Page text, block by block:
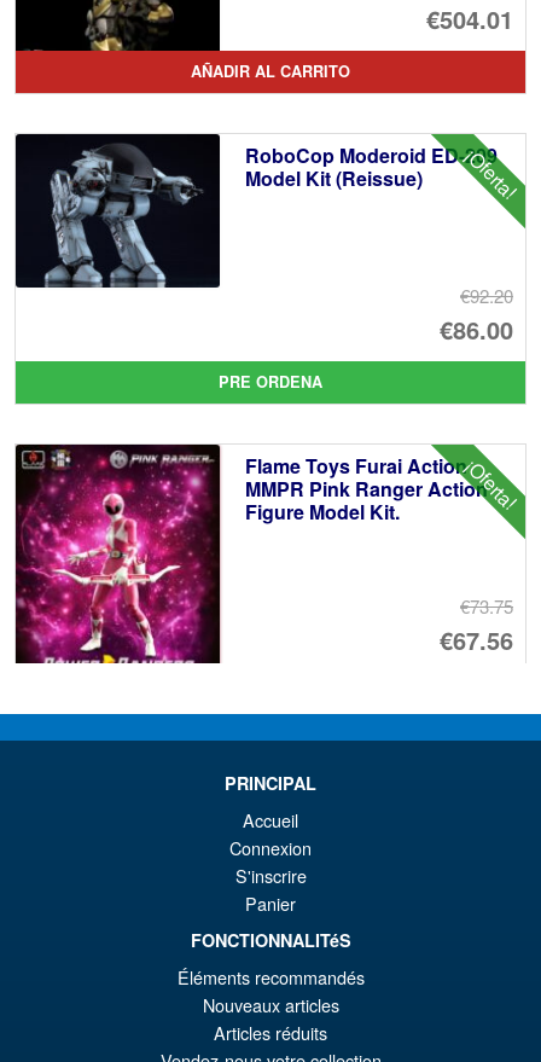
€504.01
El
AÑADIR AL CARRITO
¡Oferta!
RoboCop Moderoid ED-209
Model Kit (Reissue)
€92.20
El
€86.00
El
PRE ORDENA
¡Oferta!
Flame Toys Furai Action
MMPR Pink Ranger Action
Figure Model Kit.
€73.75
El
€67.56
Flame Toys Furai Action
MMPR Yellow Ranger Action
Figure Model Kit
PRE ORDENA
PRINCIPAL
Accueil
Connexion
S'inscrire
Panier
FONCTIONNALITéS
Éléments recommandés
Nouveaux articles
Articles réduits